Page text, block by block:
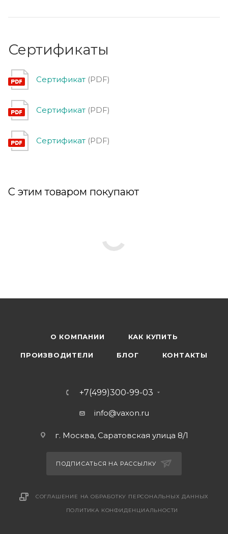
Сертификаты
Сертификат (PDF)
Сертификат (PDF)
Сертификат (PDF)
С этим товаром покупают
О КОМПАНИИ КАК КУПИТЬ
ПРОИЗВОДИТЕЛИ БЛОГ КОНТАКТЫ
+7(499)300-99-03
info@vaxon.ru
г. Москва, Саратовская улица 8/1
ПОДПИСАТЬСЯ НА РАССЫЛКУ
СОГЛАШЕНИЕ НА ОБРАБОТКУ ПЕРСОНАЛЬНЫХ ДАННЫХ
ПОЛИТИКА КОНФИДЕНЦИАЛЬНОСТИ